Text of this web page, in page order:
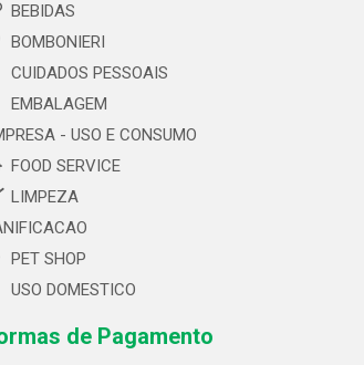
BEBIDAS
BOMBONIERI
CUIDADOS PESSOAIS
EMBALAGEM
- USO E CONSUMO
FOOD SERVICE
LIMPEZA
PET SHOP
USO DOMESTICO
de Pagamento